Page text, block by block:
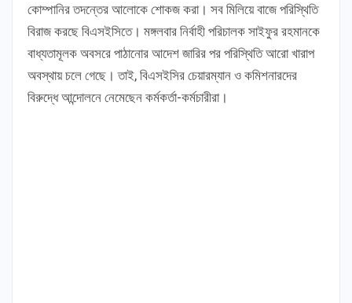
কোম্পানির তদন্তের আলোকে শোকজ করা। সব মিলিয়ে বাজে পরিস্থিতি
বিরাজ করছে বিএসইসিতে। মঙ্গলবার নির্বাহী পরিচালক সাইফুর রহমানকে
বাধ্যতামূলক অবসরে পাঠানোর আদেশ জারির পর পরিস্থিতি আরো খারাপ
অবস্থায় চলে গেছে। তাই, বিএসইসির চেয়ারম্যান ও কমিশনারদের
বিরুদ্ধে আন্দোলনে নেমেছেন কর্মকর্তা-কর্মচারীরা।